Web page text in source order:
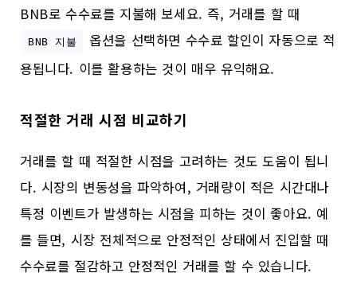
BNB로 수수료를 지불해 보세요. 즉, 거래를 할 때
BNB 지불
옵션을 선택하면 수수료 할인이 자동으로 적
용됩니다. 이를 활용하는 것이 매우 유익해요.
적절한 거래 시점 비교하기
거래를 할 때 적절한 시점을 고려하는 것도 도움이 됩니
다. 시장의 변동성을 파악하여, 거래량이 적은 시간대나
특정 이벤트가 발생하는 시점을 피하는 것이 좋아요. 예
를 들면, 시장 전체적으로 안정적인 상태에서 진입할 때
수수료를 절감하고 안정적인 거래를 할 수 있습니다.